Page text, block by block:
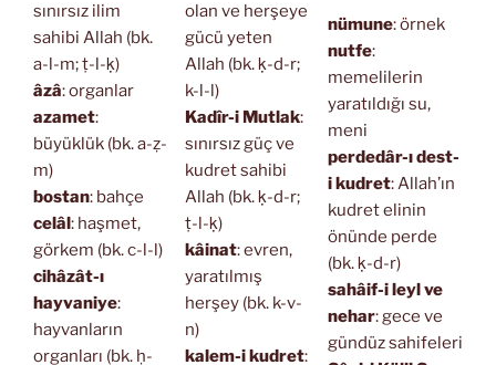
sınırsız ilim
sahibi Allah (bk.
a-l-m; ṭ-l-ḳ)
âzâ: organlar
azamet:
büyüklük (bk. a-ẓ-
m)
bostan: bahçe
celâl : haşmet,
görkem (bk. c-l-l)
cihâzât-ı
hayvaniye:
hayvanların
organları (bk. ḥ-
olan ve herşeye
gücü yeten
Allah (bk. ḳ-d-r;
k-l-l)
Kadîr-i Mutlak:
sınırsız güç ve
kudret sahibi
Allah (bk. ḳ-d-r;
ṭ-l-ḳ)
kâinat: evren,
yaratılmış
herşey (bk. k-v-
n)
kalem-i kudret:
nümune: örnek
nutfe:
memelilerin
yaratıldığı su,
meni
perdedâr-ı dest-
i kudret: Allah’ın
kudret elinin
önünde perde
(bk. ḳ-d-r)
sahâif-i leyl ve
nehar: gece ve
gündüz sahifeleri